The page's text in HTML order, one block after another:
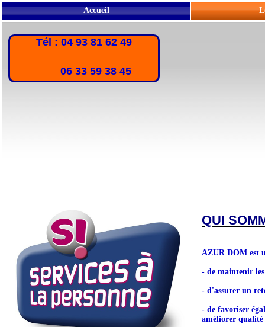
Accueil
Tél : 04 93 81 62 49
06 33 59 38 45
QUI
AZUR DOM est
- de maintenir les
- d'assurer un
- de favoriser
améliorer